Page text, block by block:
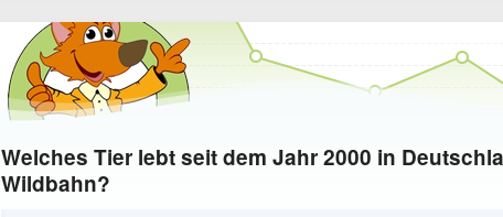
Welches Tier lebt seit dem Jahr 2000 in
Wildbahn?